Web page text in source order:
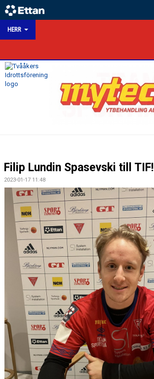
HERR
HEM
BILDGALLERI
DOKUMENT
HERRSEKTION
Filip Lundin Spasevski till TIF!
2023-01-17 11:48